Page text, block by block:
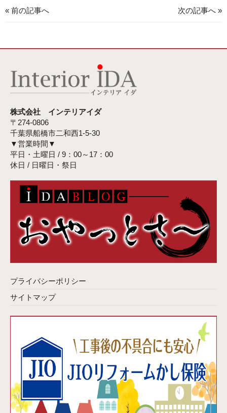
« 前の記事へ 次の記事へ »
株式会社 インテリアイダ
〒274-0806
千葉県船橋市二和西1-5-30
▼営業時間▼
平日・土曜日 / 9：00～17：00
休日 / 日曜日・祭日
プライバシーポリシー
サイトマップ